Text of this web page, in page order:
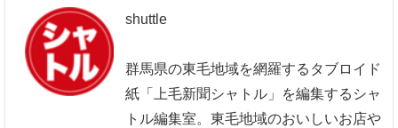
shuttle
群馬県の東毛地域を網羅するタブロイド
紙「上毛新聞シャトル」を編集するシャ
トル編集室。東毛地域のおいしいお店や